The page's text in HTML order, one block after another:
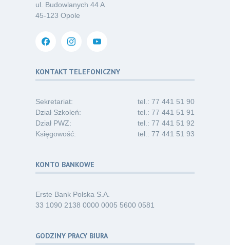
03
Oferta pracy – pielęgniarka/pielęgniarz
06.26
i absolwentów pielęgniarstwa
Kategoria:Komunikaty
ul. Budowlanych 44 A
45-123 Opole
KONTAKT TELEFONICZNY
Sekretariat:
tel.: 77 441 51 90
Dział Szkoleń:
tel.: 77 441 51 91
Dział PWZ:
tel.: 77 441 51 92
Księgowość:
tel.: 77 441 51 93
KONTO BANKOWE
Erste Bank Polska S.A.
33 1090 2138 0000 0005 5600 0581
GODZINY PRACY BIURA